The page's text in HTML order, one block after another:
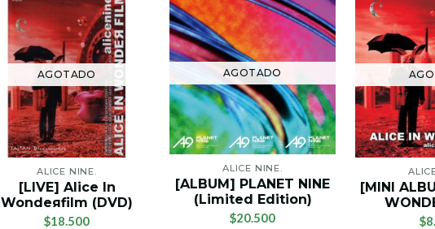
AGOTADO
ALICE NINE.
[LIVE] Alice In
Wondeяfilm (DVD)
$18.500
AGOTADO
ALICE NINE.
[ALBUM] PLANET NINE
(Limited Edition)
$20.500
[MINI